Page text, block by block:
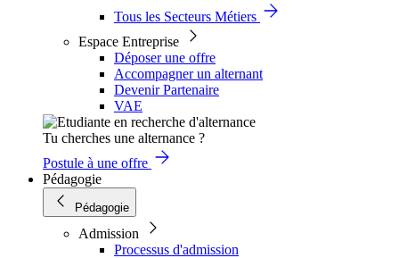
Tous les Secteurs Métiers
Espace Entreprise
Déposer une offre
Accompagner un alternant
Devenir Partenaire
VAE
Tu cherches une alternance ?
Postule à une offre
Pédagogie
Pédagogie
Admission
Processus d'admission